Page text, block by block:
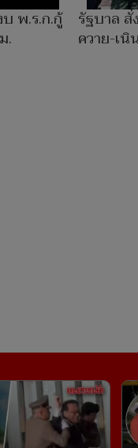
บ พ.ร.ก.กู้
.
รัฐบาล สั่
ควาย-เนิ